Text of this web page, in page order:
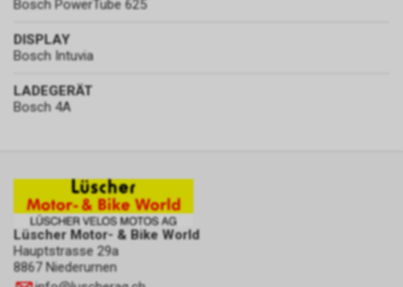
Bosch PowerTube 625
DISPLAY
Bosch Intuvia
LADEGERÄT
Bosch 4A
Lüscher Motor- & Bike World
Hauptstrasse 29a
8867 Niederurnen